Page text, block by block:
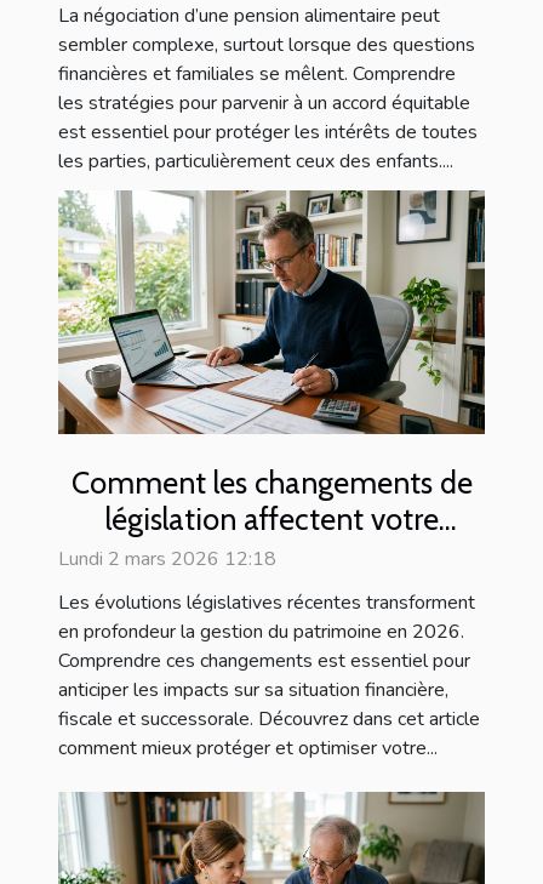
La négociation d’une pension alimentaire peut
sembler complexe, surtout lorsque des questions
financières et familiales se mêlent. Comprendre
les stratégies pour parvenir à un accord équitable
est essentiel pour protéger les intérêts de toutes
les parties, particulièrement ceux des enfants....
Comment les changements de
législation affectent votre
patrimoine en 2026 ?
Lundi 2 mars 2026 12:18
Les évolutions législatives récentes transforment
en profondeur la gestion du patrimoine en 2026.
Comprendre ces changements est essentiel pour
anticiper les impacts sur sa situation financière,
fiscale et successorale. Découvrez dans cet article
comment mieux protéger et optimiser votre...